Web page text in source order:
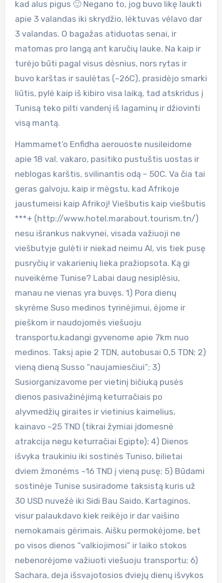
kad alus pigus 🙂 Negano to, jog buvo likę laukti
apie 3 valandas iki skrydžio, lėktuvas vėlavo dar
3 valandas. O bagažas atiduotas senai, ir
matomas pro langą ant karučių lauke. Na kaip ir
turėjo būti pagal visus dėsnius, nors rytas ir
buvo karštas ir saulėtas (~26C), prasidėjo smarki
liūtis, pylė kaip iš kibiro visa laiką, tad atskridus į
Tunisą teko pilti vandenį iš lagaminų ir džiovinti
visą mantą.
Hammamet’o Enfidha aerouoste nusileidome
apie 18 val. vakaro, pasitiko pustuštis uostas ir
neblogas karštis, svilinantis odą – 50C. Va čia tai
geras galvoju, kaip ir mėgstu, kad Afrikoje
jaustumeisi kaip Afrikoj! Viešbutis kaip viešbutis
***+ (http://www.hotel.marabout.tourism.tn/)
nesu išrankus nakvynei, visada važiuoji ne
viešbutyje gulėti ir niekad neimu AI, vis tiek pusę
pusryčių ir vakarienių lieka pražiopsota. Ką gi
nuveikėme Tunise? Labai daug nesiplėsiu,
manau ne vienas yra buvęs. 1) Pora dienų
skyrėme Suso medinos tyrinėjimui, ėjome ir
pieškom ir naudojomės viešuoju
transportu,kadangi gyvenome apie 7km nuo
medinos. Taksį apie 2 TDN, autobusai 0,5 TDN; 2)
vieną dieną Susso “naujamiesčiui”; 3)
Susiorganizavome per vietinį bičiuką pusės
dienos pasivažinėjimą keturračiais po
alyvmedžių giraites ir vietinius kaimelius,
kainavo ~25 TND (tikrai žymiai įdomesnė
atrakcija negu keturračiai Egipte); 4) Dienos
išvyka traukiniu iki sostinės Tuniso, bilietai
dviem žmonėms ~16 TND į vieną pusę; 5) Būdami
sostinėje Tunise susiradome taksistą kuris už
30 USD nuvežė iki Sidi Bau Saido, Kartaginos,
visur palaukdavo kiek reikėjo ir dar vaišino
nemokamais gėrimais. Aišku permokėjome, bet
po visos dienos “valkiojimosi” ir laiko stokos
nebenorėjome važiuoti viešuoju transportu; 6)
Sachara, deja išsvajotosios dviejų dienų išvykos